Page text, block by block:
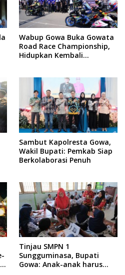
Wabup Gowa Buka Gowata
Road Race Championship,
Hidupkan Kembali
Sambut Kapolresta Gowa,
Wakil Bupati: Pemkab Siap
Berkolaborasi Penuh
Tinjau SMPN 1
Sungguminasa, Bupati
Gowa: Anak-anak harus